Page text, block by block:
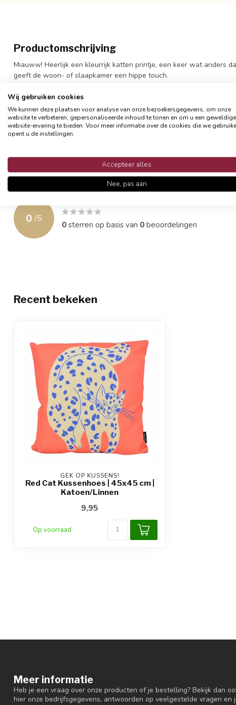
Productomschrijving
Miauww! Heerlijk een kleurrijk katten printje, een keer wat anders
geeft de woon- of slaapkamer een hippe touch.
De kussenhoes is een mix van katoen en linnen, een soort canvas
hoes het beste op een milde manier op de hand wassen, zo blijft de
- Formaat 45 x 45 cm
- Materiaal: katoen/linnen
- Exclusief binnenkussen
0 /5
0sterren op basis van 0beoordelingen
Recent bekeken
GEK OP KUSSENS!
Red Cat Kussenhoes | 45x45 cm |
Katoen/Linnen
9,95
Op voorraad
Meer informatie
Heb je een vraag over onze producten of je bestelling? Bekijk dan
hier onze bedrijfsgegevens, antwoorden op veelgestelde vragen en
Wij gebruiken cookies
We kunnen deze plaatsen voor analyse van onze bezoekersgegevens, om onze
website te verbeteren, gepersonaliseerde inhoud te tonen en om u een geweldige
website-ervaring te bieden. Voor meer informatie over de cookies die we
opent u de instellingen.
Accepteer alles
Nee, pas aan